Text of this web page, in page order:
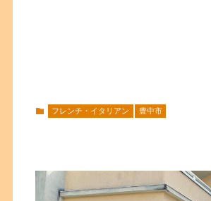
フレンチ・イタリアン 豊中市